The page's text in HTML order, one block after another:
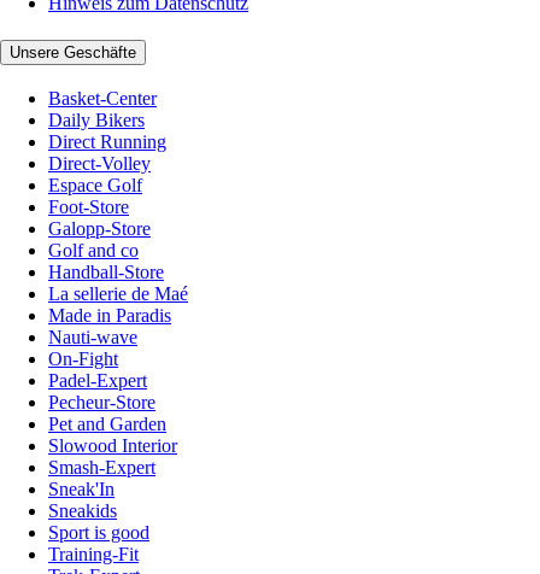
Unsere Geschäfte
Basket-Center
Daily Bikers
Direct Running
Direct-Volley
Espace Golf
Foot-Store
Galopp-Store
Golf and co
Handball-Store
La sellerie de Maé
Made in Paradis
Nauti-wave
On-Fight
Padel-Expert
Pecheur-Store
Pet and Garden
Slowood Interior
Smash-Expert
Sneak'In
Sneakids
Sport is good
Training-Fit